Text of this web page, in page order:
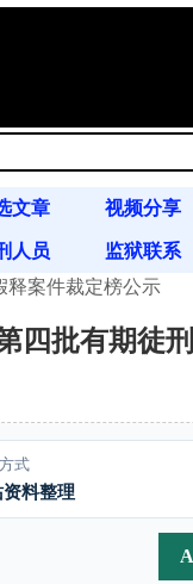
文章 视频分享
人员 监狱联系
令
释案件裁定榜公示
四批有期徒
式
资料整理